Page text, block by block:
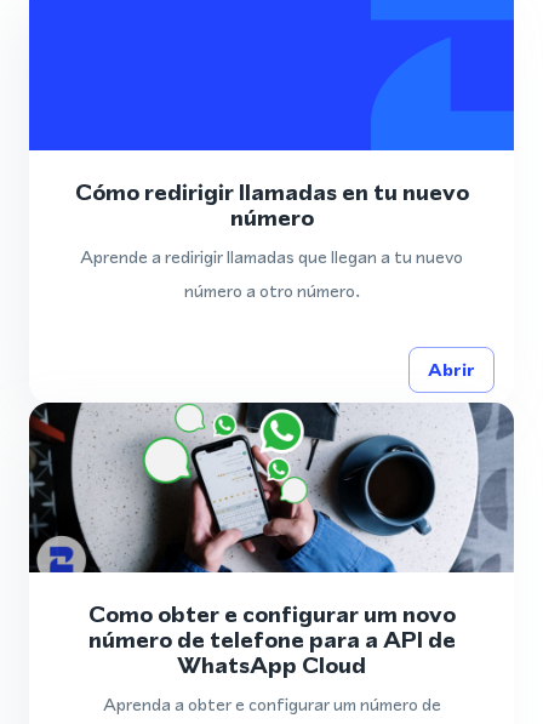
Cómo redirigir llamadas en tu nuevo
número
Aprende a redirigir llamadas que llegan a tu nuevo
número a otro número.
Abrir
Como obter e configurar um novo
número de telefone para a API de
WhatsApp Cloud
Aprenda a obter e configurar um número de